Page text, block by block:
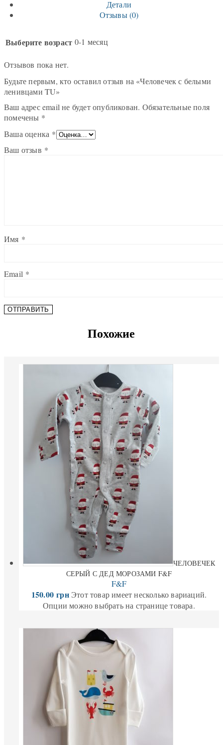
Детали
Отзывы (0)
Выберите возраст 0-1 месяц
Отзывов пока нет.
Будьте первым, кто оставил отзыв на «Человечек с белыми
ленивцами TU»
Ваш адрес email не будет опубликован. Обязательные поля
помечены *
Ваша оценка *
Ваш отзыв *
Имя *
Email *
Похожие
ЧЕЛОВЕЧЕК
СЕРЫЙ С ДЕД МОРОЗАМИ F&F
F&F
150.00грн Этот товар имеет несколько вариаций.
Опции можно выбрать на странице товара.